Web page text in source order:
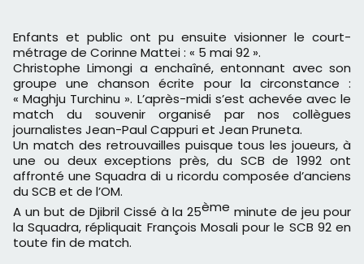
Enfants et public ont pu ensuite visionner le court-
métrage de Corinne Mattei : « 5 mai 92 ».
Christophe Limongi a enchaîné, entonnant avec son
groupe une chanson écrite pour la circonstance :
« Maghju Turchinu ». L’après-midi s’est achevée avec le
match du souvenir organisé par nos collègues
journalistes Jean-Paul Cappuri et Jean Pruneta.
Un match des retrouvailles puisque tous les joueurs, à
une ou deux exceptions près, du SCB de 1992 ont
affronté une Squadra di u ricordu composée d’anciens
du SCB et de l’OM.
A un but de Djibril Cissé à la 25ème minute de jeu pour
la Squadra, répliquait François Mosali pour le SCB 92 en
toute fin de match.